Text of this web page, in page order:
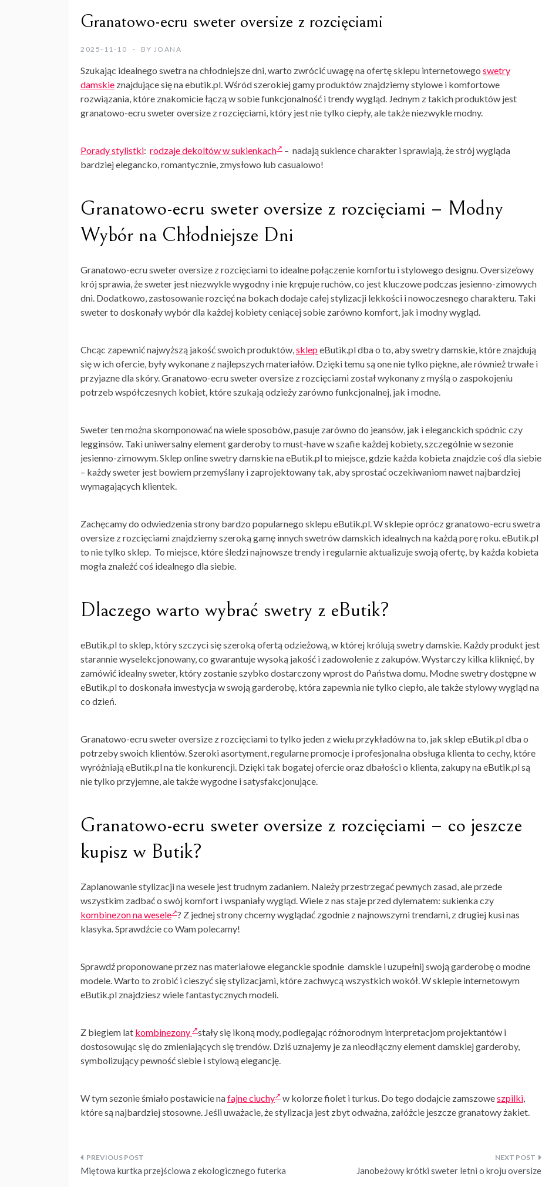
Granatowo-ecru sweter oversize z rozcięciami
2025-11-10 BY JOANA
Szukając idealnego swetra na chłodniejsze dni, warto zwrócić uwagę na ofertę sklepu internetowego swetry
damskie znajdujące się na ebutik.pl. Wśród szerokiej gamy produktów znajdziemy stylowe i komfortowe
rozwiązania, które znakomicie łączą w sobie funkcjonalność i trendy wygląd. Jednym z takich produktów jest
granatowo-ecru sweter oversize z rozcięciami, który jest nie tylko ciepły, ale także niezwykle modny.
Porady stylistki: rodzaje dekoltów w sukienkach
– nadają sukience charakter i sprawiają, że strój wygląda
bardziej elegancko, romantycznie, zmysłowo lub casualowo!
Granatowo-ecru sweter oversize z rozcięciami – Modny
Wybór na Chłodniejsze Dni
Granatowo-ecru sweter oversize z rozcięciami to idealne połączenie komfortu i stylowego designu. Oversize’owy
krój sprawia, że sweter jest niezwykle wygodny i nie krępuje ruchów, co jest kluczowe podczas jesienno-zimowych
dni. Dodatkowo, zastosowanie rozcięć na bokach dodaje całej stylizacji lekkości i nowoczesnego charakteru. Taki
sweter to doskonały wybór dla każdej kobiety ceniącej sobie zarówno komfort, jak i modny wygląd.
Chcąc zapewnić najwyższą jakość swoich produktów,sklepeButik.pl dba o to, aby swetry damskie, które znajdują
się w ich ofercie, były wykonane z najlepszych materiałów. Dzięki temu są one nie tylko piękne, ale również trwałe i
przyjazne dla skóry. Granatowo-ecru sweter oversize z rozcięciami został wykonany z myślą o zaspokojeniu
potrzeb współczesnych kobiet, które szukają odzieży zarówno funkcjonalnej, jak i modne.
Sweter ten można skomponować na wiele sposobów, pasuje zarówno do jeansów, jak i eleganckich spódnic czy
legginsów. Taki uniwersalny element garderoby to must-have w szafie każdej kobiety, szczególnie w sezonie
jesienno-zimowym. Sklep online swetry damskie na eButik.pl to miejsce, gdzie każda kobieta znajdzie coś dla siebie
– każdy sweter jest bowiem przemyślany i zaprojektowany tak, aby sprostać oczekiwaniom nawet najbardziej
wymagających klientek.
Zachęcamy do odwiedzenia strony bardzo popularnego sklepu eButik.pl. W sklepie oprócz granatowo-ecru swetra
oversize z rozcięciami znajdziemy szeroką gamę innych swetrów damskich idealnych na każdą porę roku. eButik.pl
to nie tylko sklep. To miejsce, które śledzi najnowsze trendy i regularnie aktualizuje swoją ofertę, by każda kobieta
mogła znaleźć coś idealnego dla siebie.
Dlaczego warto wybrać swetry z eButik?
eButik.pl to sklep, który szczyci się szeroką ofertą odzieżową, w której królują swetry damskie. Każdy produkt jest
starannie wyselekcjonowany, co gwarantuje wysoką jakość i zadowolenie z zakupów. Wystarczy kilka kliknięć, by
zamówić idealny sweter, który zostanie szybko dostarczony wprost do Państwa domu. Modne swetry dostępne w
eButik.pl to doskonała inwestycja w swoją garderobę, która zapewnia nie tylko ciepło, ale także stylowy wygląd na
co dzień.
Granatowo-ecru sweter oversize z rozcięciami to tylko jeden z wielu przykładów na to, jak sklep eButik.pl dba o
potrzeby swoich klientów. Szeroki asortyment, regularne promocje i profesjonalna obsługa klienta to cechy, które
wyróżniają eButik.pl na tle konkurencji. Dzięki tak bogatej ofercie oraz dbałości o klienta, zakupy na eButik.pl są
nie tylko przyjemne, ale także wygodne i satysfakcjonujące.
Granatowo-ecru sweter oversize z rozcięciami – co jeszcze
kupisz w Butik?
Zaplanowanie stylizacji na wesele jest trudnym zadaniem. Należy przestrzegać pewnych zasad, ale przede
wszystkim zadbać o swój komfort i wspaniały wygląd. Wiele z nas staje przed dylematem: sukienka czy
kombinezon na wesele ? Z jednej strony chcemy wyglądać zgodnie z najnowszymi trendami, z drugiej kusi nas
klasyka. Sprawdźcie co Wam polecamy!
Sprawdź proponowane przez nas materiałoweeleganckie spodnie damskie i uzupełnij swoją garderobę o modne
modele. Warto to zrobić i cieszyć się stylizacjami, które zachwycą wszystkich wokół. W sklepie internetowym
eButik.pl znajdziesz wiele fantastycznych modeli.
Z biegiem lat kombinezony
stały się ikoną mody, podlegając różnorodnym interpretacjom projektantów i
dostosowując się do zmieniających się trendów. Dziś uznajemy je za nieodłączny element damskiej garderoby,
symbolizujący pewność siebie i stylową elegancję.
W tym sezonie śmiało postawicie nafajne ciuchy w kolorze fiolet i turkus. Do tego dodajcie zamszoweszpilki,
które są najbardziej stosowne. Jeśli uważacie, że stylizacja jest zbyt odważna, załóżcie jeszcze granatowy żakiet.
Nawigacja
Miętowa kurtka przejściowa z ekologicznego futerka Janobeżowy krótki sweter letni o kroju oversize